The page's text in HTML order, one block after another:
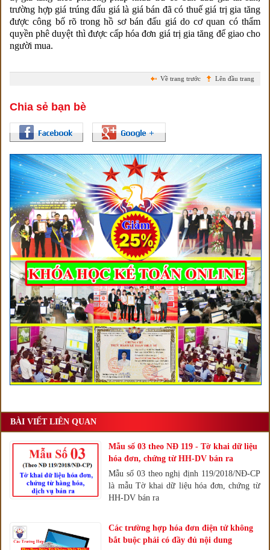
trường hợp giá trúng đấu giá là giá bán đã có thuế giá trị gia tăng
được công bố rõ trong hồ sơ bán đấu giá do cơ quan có thẩm
quyền phê duyệt thì được cấp hóa đơn giá trị gia tăng để giao cho
người mua.
Lên đầu trang
Về trang trước
Chia sẻ bạn bè
BÀI VIẾT LIÊN QUAN
Mẫu số 03 theo NĐ 119 - Tờ khai dữ liệu
hóa đơn, chứng từ HH-DV bán ra
Mẫu số 03 theo nghị định 119/2018/NĐ-CP
là mẫu Tờ khai dữ liệu hóa đơn, chứng từ
HH-DV bán ra
Các trường hợp hóa đơn điện tử không
bắt buộc phải có đầy đủ nội dung